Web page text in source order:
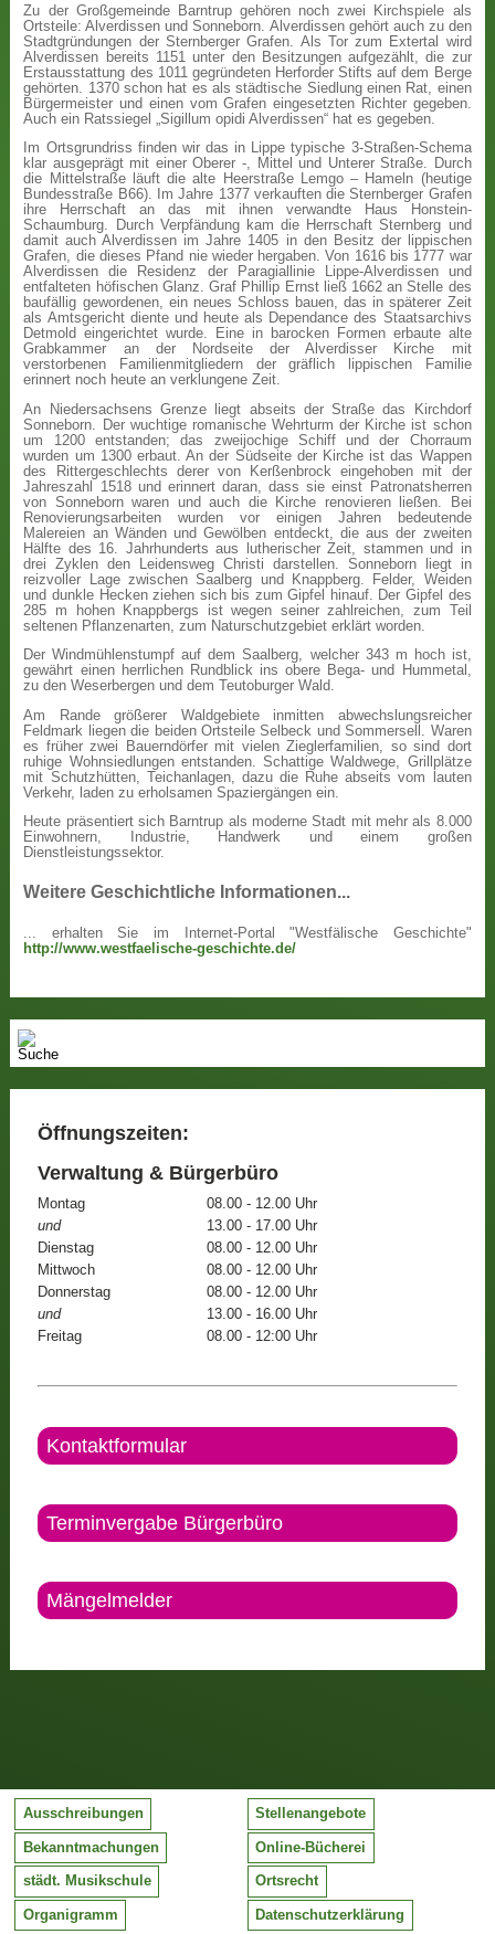
Zu der Großgemeinde Barntrup gehören noch zwei Kirchspiele als
Ortsteile: Alverdissen und Sonneborn. Alverdissen gehört auch zu den
Stadtgründungen der Sternberger Grafen. Als Tor zum Extertal wird
Alverdissen bereits 1151 unter den Besitzungen aufgezählt, die zur
Erstausstattung des 1011 gegründeten Herforder Stifts auf dem Berge
gehörten. 1370 schon hat es als städtische Siedlung einen Rat, einen
Bürgermeister und einen vom Grafen eingesetzten Richter gegeben.
Auch ein Ratssiegel „Sigillum opidi Alverdissen“ hat es gegeben.
Im Ortsgrundriss finden wir das in Lippe typische 3-Straßen-Schema
klar ausgeprägt mit einer Oberer -, Mittel und Unterer Straße. Durch
die Mittelstraße läuft die alte Heerstraße Lemgo – Hameln (heutige
Bundesstraße B66). Im Jahre 1377 verkauften die Sternberger Grafen
ihre Herrschaft an das mit ihnen verwandte Haus Honstein-
Schaumburg. Durch Verpfändung kam die Herrschaft Sternberg und
damit auch Alverdissen im Jahre 1405 in den Besitz der lippischen
Grafen, die dieses Pfand nie wieder hergaben. Von 1616 bis 1777 war
Alverdissen die Residenz der Paragiallinie Lippe-Alverdissen und
entfalteten höfischen Glanz. Graf Phillip Ernst ließ 1662 an Stelle des
baufällig gewordenen, ein neues Schloss bauen, das in späterer Zeit
als Amtsgericht diente und heute als Dependance des Staatsarchivs
Detmold eingerichtet wurde. Eine in barocken Formen erbaute alte
Grabkammer an der Nordseite der Alverdisser Kirche mit
verstorbenen Familienmitgliedern der gräflich lippischen Familie
erinnert noch heute an verklungene Zeit.
An Niedersachsens Grenze liegt abseits der Straße das Kirchdorf
Sonneborn. Der wuchtige romanische Wehrturm der Kirche ist schon
um 1200 entstanden; das zweijochige Schiff und der Chorraum
wurden um 1300 erbaut. An der Südseite der Kirche ist das Wappen
des Rittergeschlechts derer von Kerßenbrock eingehoben mit der
Jahreszahl 1518 und erinnert daran, dass sie einst Patronatsherren
von Sonneborn waren und auch die Kirche renovieren ließen. Bei
Renovierungsarbeiten wurden vor einigen Jahren bedeutende
Malereien an Wänden und Gewölben entdeckt, die aus der zweiten
Hälfte des 16. Jahrhunderts aus lutherischer Zeit, stammen und in
drei Zyklen den Leidensweg Christi darstellen. Sonneborn liegt in
reizvoller Lage zwischen Saalberg und Knappberg. Felder, Weiden
und dunkle Hecken ziehen sich bis zum Gipfel hinauf. Der Gipfel des
285 m hohen Knappbergs ist wegen seiner zahlreichen, zum Teil
seltenen Pflanzenarten, zum Naturschutzgebiet erklärt worden.
Der Windmühlenstumpf auf dem Saalberg, welcher 343 m hoch ist,
gewährt einen herrlichen Rundblick ins obere Bega- und Hummetal,
zu den Weserbergen und dem Teutoburger Wald.
Am Rande größerer Waldgebiete inmitten abwechslungsreicher
Feldmark liegen die beiden Ortsteile Selbeck und Sommersell. Waren
es früher zwei Bauerndörfer mit vielen Zieglerfamilien, so sind dort
ruhige Wohnsiedlungen entstanden. Schattige Waldwege, Grillplätze
mit Schutzhütten, Teichanlagen, dazu die Ruhe abseits vom lauten
Verkehr, laden zu erholsamen Spaziergängen ein.
Heute präsentiert sich Barntrup als moderne Stadt mit mehr als 8.000
Einwohnern, Industrie, Handwerk und einem großen
Dienstleistungssektor.
Weitere Geschichtliche Informationen...
... erhalten Sie im Internet-Portal "Westfälische Geschichte"
http://www.westfaelische-geschichte.de/
Öffnungszeiten:
Verwaltung & Bürgerbüro
Montag
08.00 - 12.00 Uhr
und
13.00 - 17.00 Uhr
Dienstag
08.00 - 12.00 Uhr
Mittwoch
08.00 - 12.00 Uhr
Donnerstag
08.00 - 12.00 Uhr
und
13.00 - 16.00 Uhr
Freitag
08.00 - 12:00 Uhr
Kontaktformular
Terminvergabe Bürgerbüro
Mängelmelder
Ausschreibungen Stellenangebote
Bekanntmachungen Online-Bücherei
städt. Musikschule Ortsrecht
Organigramm Datenschutzerklärung